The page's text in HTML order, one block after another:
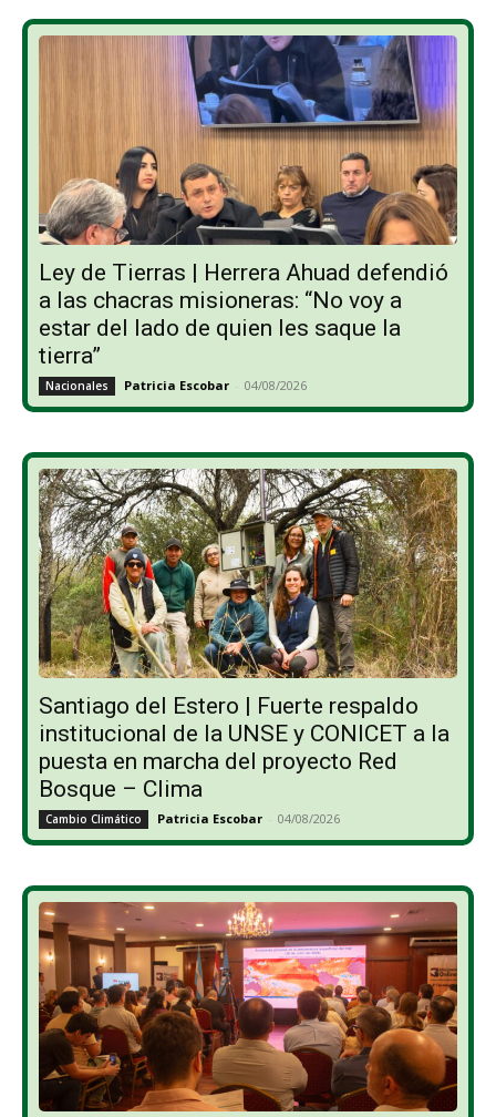
Ley de Tierras | Herrera Ahuad defendió
a las chacras misioneras: “No voy a
estar del lado de quien les saque la
tierra”
Nacionales Patricia Escobar - 04/08/2026
Santiago del Estero | Fuerte respaldo
institucional de la UNSE y CONICET a la
puesta en marcha del proyecto Red
Bosque – Clima
Cambio Climático Patricia Escobar - 04/08/2026